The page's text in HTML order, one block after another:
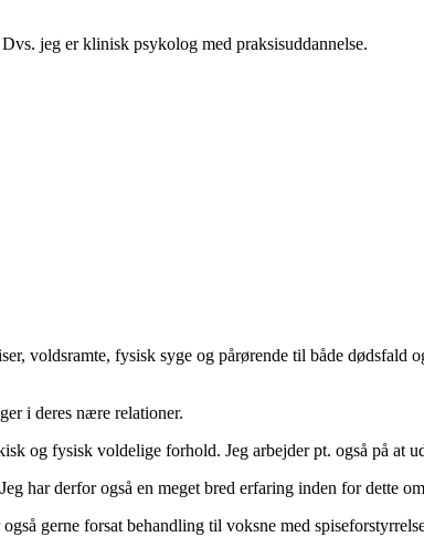
jeg er klinisk psykolog med praksisuddannelse.
voldsramte, fysisk syge og pårørende til både dødsfald
i deres nære relationer.
og fysisk voldelige forhold. Jeg arbejder pt. også på at
har derfor også en meget bred erfaring inden for dette
gerne forsat behandling til voksne med